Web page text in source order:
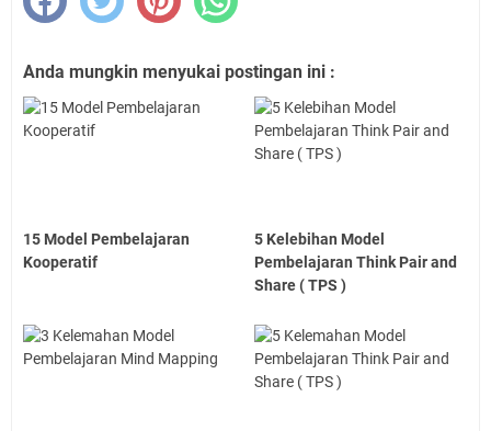
Anda mungkin menyukai postingan ini :
15 Model Pembelajaran
Kooperatif
5 Kelebihan Model
Pembelajaran Think Pair and
Share ( TPS )